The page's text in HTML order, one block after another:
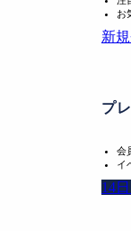
お
新
プ
会
イ
14